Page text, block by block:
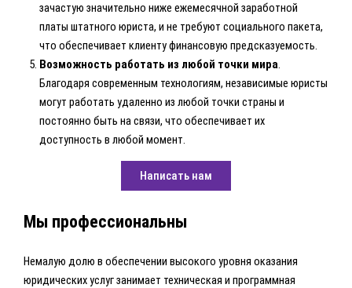
зачастую значительно ниже ежемесячной заработной
платы штатного юриста, и не требуют социального пакета,
что обеспечивает клиенту финансовую предсказуемость.
Возможность работать из любой точки мира.
Благодаря современным технологиям, независимые юристы
могут работать удаленно из любой точки страны и
постоянно быть на связи, что обеспечивает их
доступность в любой момент.
Написать нам
Мы профессиональны
Немалую долю в обеспечении высокого уровня оказания
юридических услуг занимает техническая и программная